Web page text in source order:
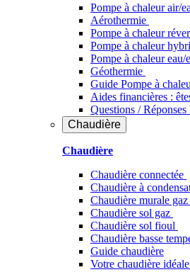
Pompe à chaleur air/
Aérothermie
Pompe à chaleur
Pompe à chaleur
Pompe à chaleur​ eau/
Géothermie
Guide Pompe à
Aides financières :
Questions /
Chaudière
Chaudière
Chaudière connectée
Chaudière à
Chaudière murale gaz
Chaudière sol gaz
Chaudière sol fioul
Chaudière basse
Guide chaudière
Votre chaudière